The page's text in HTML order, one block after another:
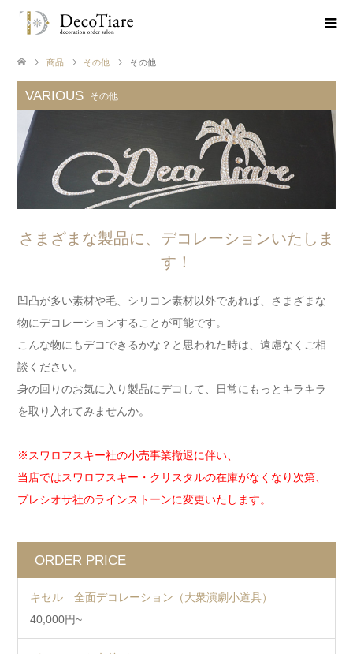
商品 その他 その他
VARIOUS その他
さまざまな製品に、デコレーションいたしま
す！
凹凸が多い素材や毛、シリコン素材以外であれば、さまざまな
物にデコレーションすることが可能です。
こんな物にもデコできるかな？と思われた時は、遠慮なくご相
談ください。
身の回りのお気に入り製品にデコして、日常にもっとキラキラ
を取り入れてみませんか。
※スワロフスキー社の小売事業撤退に伴い、
当店ではスワロフスキー・クリスタルの在庫がなくなり次第、
プレシオサ社のラインストーンに変更いたします。
ORDER PRICE
キセル 全面デコレーション（大衆演劇小道具）
40,000円~